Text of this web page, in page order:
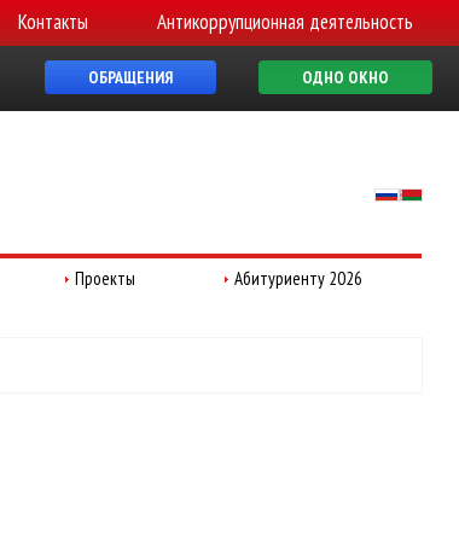
Контакты Антикоррупционная деятельность
ОБРАЩЕНИЯ ОДНО ОКНО
Проекты Абитуриенту 2026